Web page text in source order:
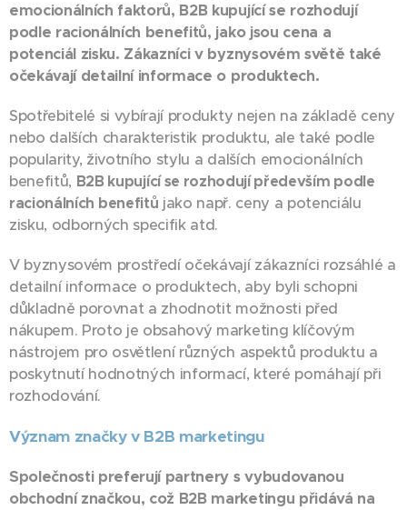
emocionálních faktorů, B2B kupující se rozhodují
podle racionálních benefitů, jako jsou cena a
potenciál zisku. Zákazníci v byznysovém světě také
očekávají detailní informace o produktech.
Spotřebitelé si vybírají produkty nejen na základě ceny
nebo dalších charakteristik produktu, ale také podle
popularity, životního stylu a dalších emocionálních
benefitů, B2B kupující se rozhodují především podle
racionálních benefitů jako např. ceny a potenciálu
zisku, odborných specifik atd.
V byznysovém prostředí očekávají zákazníci rozsáhlé a
detailní informace o produktech, aby byli schopni
důkladně porovnat a zhodnotit možnosti před
nákupem. Proto je obsahový marketing klíčovým
nástrojem pro osvětlení různých aspektů produktu a
poskytnutí hodnotných informací, které pomáhají při
rozhodování.
Význam značky v B2B marketingu
Společnosti preferují partnery s vybudovanou
obchodní značkou, což B2B marketingu přidává na